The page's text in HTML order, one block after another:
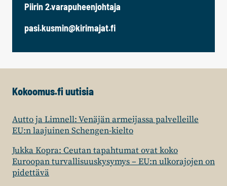
Piirin 2.varapuheenjohtaja
pasi.kusmin@kirimajat.fi
Kokoomus.fi uutisia
Autto ja Limnell: Venäjän armeijassa palvelleille
EU:n laajuinen Schengen-kielto
Jukka Kopra: Ceutan tapahtumat ovat koko
Euroopan turvallisuuskysymys – EU:n ulkorajojen on
pidettävä